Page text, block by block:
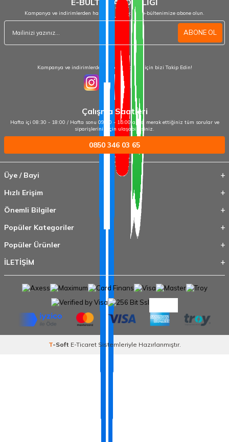
Kampanya ve indirimlerden haberdar olmak için e-bültenimize abone olun.
ABONE OL
Kampanya ve indirimlerden haberdar olmak için bizi Takip Edin!
Çalışma Saatleri
Hafta içi 08:30 - 18:00 / Hafta sonu 09:00 - 15:00 arası merak ettiğiniz tüm sorular ve
siparişleriniz için ulaşabilirsiniz.
0850 346 03 65
Üye / Bayi
Hızlı Erişim
Önemli Bilgiler
Popüler Kategoriler
Popüler Ürünler
İLETİŞİM
T-Soft E-TicaretSistemleriyle Hazırlanmıştır.